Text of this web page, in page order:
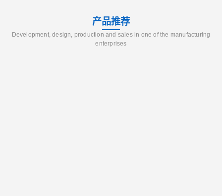
产品推荐
Development, design, production and sales in one of the manufacturing
enterprises